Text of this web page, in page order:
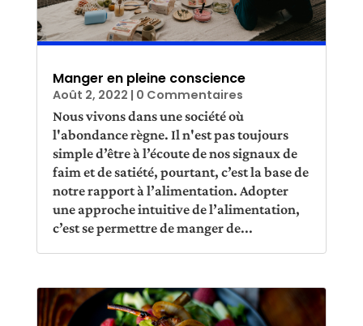
Manger en pleine conscience
Août 2, 2022 | 0 Commentaires
Nous vivons dans une société où
l'abondance règne. Il n'est pas toujours
simple d’être à l’écoute de nos signaux de
faim et de satiété, pourtant, c’est la base de
notre rapport à l’alimentation. Adopter
une approche intuitive de l’alimentation,
c’est se permettre de manger de...